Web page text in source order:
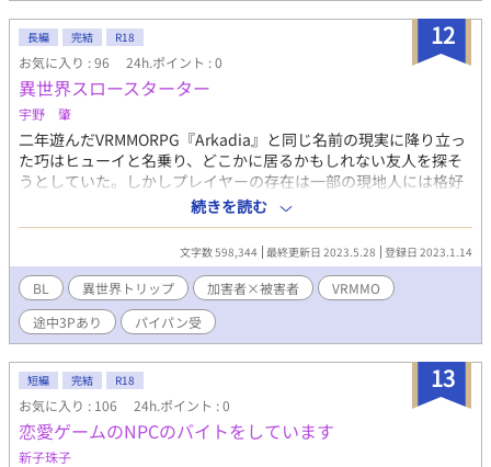
12
長編 完結 R18
お気に入り : 96 24h.ポイント : 0
異世界スロースターター
宇野 肇
二年遊んだVRMMORPG『Arkadia』と同じ名前の現実に降り立っ
た巧はヒューイと名乗り、どこかに居るかもしれない友人を探そ
うとしていた。しかしプレイヤーの存在は一部の現地人には格好
の実験体だと聞き、引き籠りに。 そんな折ギルと名乗る手癖の悪
い男を助けるが、手癖が悪いばかりかヤらせろと組み敷いてき
て……。痛みではなく快感を叩きこまれ、慰められたのは身体
か、心か。胸まで疼くのは人恋しいからか、それとも？ ワケア
リの二人がかみ合うまでの恋？模様。
続きを読む
文字数 598,344 最終更新日 2023.5.28 登録日 2023.1.14
BL 異世界トリップ 加害者×被害者
VRMMO
途中3Pあり
パイパン受
13
短編 完結 R18
お気に入り : 106 24h.ポイント : 0
恋愛ゲームのNPCのバイトをしています
新子珠子